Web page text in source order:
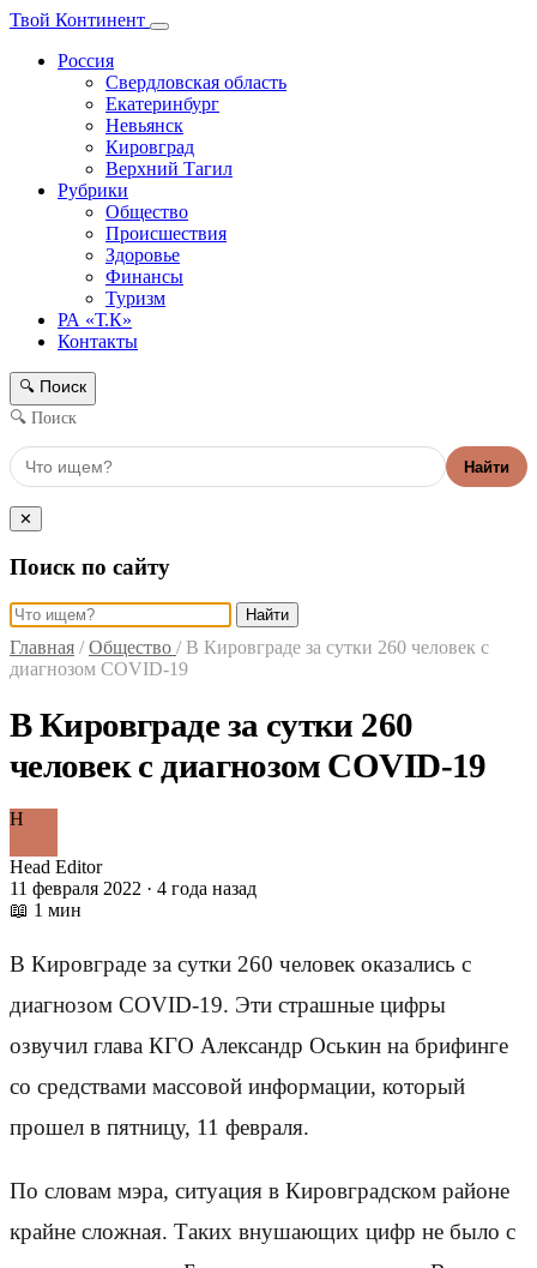
Твой Континент
Россия
Свердловская область
Екатеринбург
Невьянск
Кировград
Верхний Тагил
Рубрики
Общество
Происшествия
Здоровье
Финансы
Туризм
РА «Т.К»
Контакты
🔍 Поиск
🔍 Поиск
Найти
✕
Поиск по сайту
Найти
Главная / Общество / В Кировграде за сутки 260 человек с
диагнозом COVID-19
В Кировграде за сутки 260
человек с диагнозом COVID-19
H
Head Editor
11 февраля 2022 · 4 года назад
📖 1 мин
В Кировграде за сутки 260 человек оказались с
диагнозом COVID-19. Эти страшные цифры
озвучил глава КГО Александр Оськин на брифинге
со средствами массовой информации, который
прошел в пятницу, 11 февраля.
По словам мэра, ситуация в Кировградском районе
крайне сложная. Таких внушающих цифр не было с